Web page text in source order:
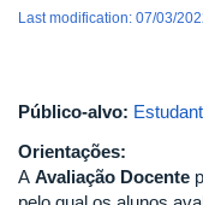
Last modification: 07/03/
Público-alvo:
Orientações:
A Avaliação Docente